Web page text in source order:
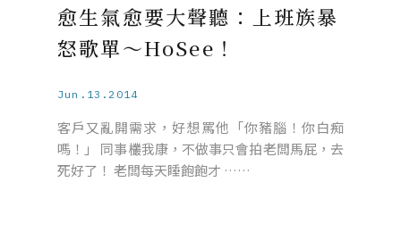
愈生氣愈要大聲聽：上班族暴
怒歌單～HoSee！
Jun.13.2014
客戶又亂開需求，好想罵他「你豬腦！你白痴
嗎！」 同事欉我康，不做事只會拍老闆馬屁，去
死好了！ 老闆每天睡飽飽才 ……